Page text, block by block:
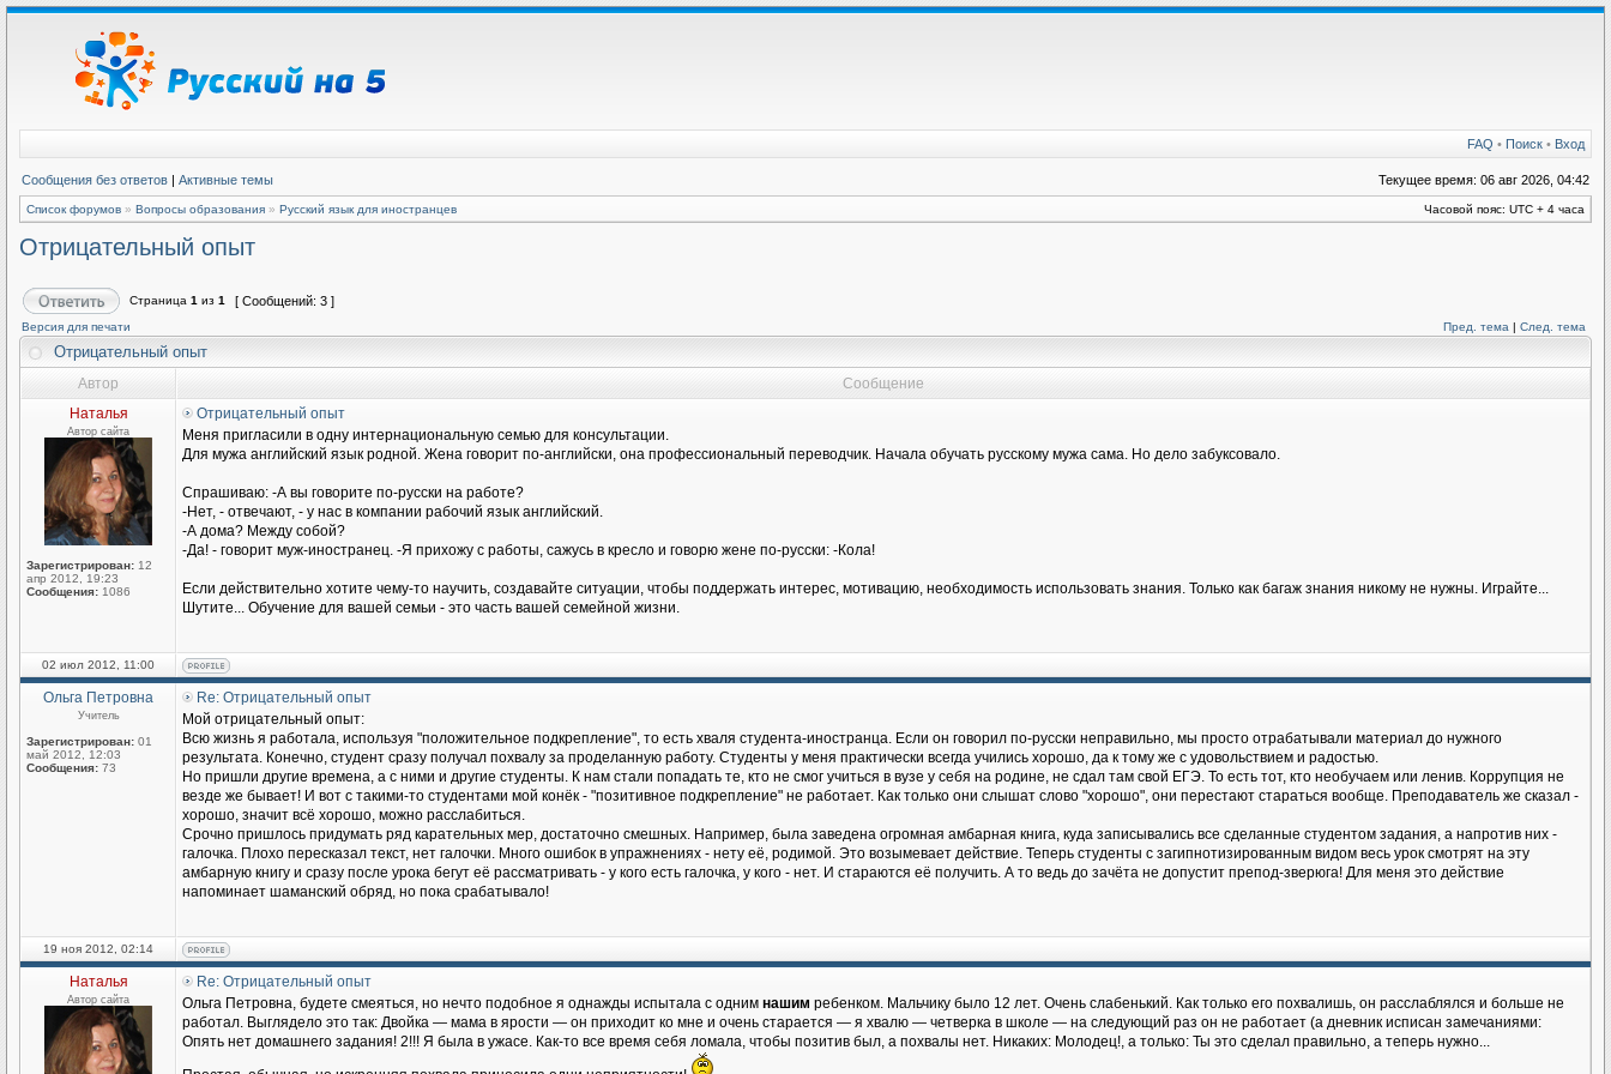
FAQ • Поиск • Вход
Сообщения без ответов | Активные темы Текущее время: 06 авг 2026, 04:42
Список форумов » Вопросы образования » Русский язык для иностранцев Часовой пояс: UTC + 4 часа
Отрицательный опыт
Страница 1 из 1 [ Сообщений: 3 ]
Версия для печати Пред. тема | След. тема
Отрицательный опыт
Автор
Сообщение
Наталья
Автор сайта
Зарегистрирован: 12
апр 2012, 19:23
Сообщения: 1086
Отрицательный опыт
Меня пригласили в одну интернациональную семью для консультации.
Для мужа английский язык родной. Жена говорит по-английски, она профессиональный переводчик. Начала обучать русскому мужа сама. Но дело забуксовало.
Спрашиваю: -А вы говорите по-русски на работе?
-Нет, - отвечают, - у нас в компании рабочий язык английский.
-А дома? Между собой?
-Да! - говорит муж-иностранец. -Я прихожу с работы, сажусь в кресло и говорю жене по-русски: -Кола!
Если действительно хотите чему-то научить, создавайте ситуации, чтобы поддержать интерес, мотивацию, необходимость использовать знания. Только как багаж знания никому не нужны. Играйте...
Шутите... Обучение для вашей семьи - это часть вашей семейной жизни.
02 июл 2012, 11:00
Ольга Петровна
Учитель
Зарегистрирован: 01
май 2012, 12:03
Сообщения: 73
Re: Отрицательный опыт
Мой отрицательный опыт:
Всю жизнь я работала, используя "положительное подкрепление", то есть хваля студента-иностранца. Если он говорил по-русски неправильно, мы просто отрабатывали материал до нужного
результата. Конечно, студент сразу получал похвалу за проделанную работу. Студенты у меня практически всегда учились хорошо, да к тому же с удовольствием и радостью.
Но пришли другие времена, а с ними и другие студенты. К нам стали попадать те, кто не смог учиться в вузе у себя на родине, не сдал там свой ЕГЭ. То есть тот, кто необучаем или ленив. Коррупция не
везде же бывает! И вот с такими-то студентами мой конёк - "позитивное подкрепление" не работает. Как только они слышат слово "хорошо", они перестают стараться вообще. Преподаватель же сказал -
хорошо, значит всё хорошо, можно расслабиться.
Срочно пришлось придумать ряд карательных мер, достаточно смешных. Например, была заведена огромная амбарная книга, куда записывались все сделанные студентом задания, а напротив них -
галочка. Плохо пересказал текст, нет галочки. Много ошибок в упражнениях - нету её, родимой. Это возымевает действие. Теперь студенты с загипнотизированным видом весь урок смотрят на эту
амбарную книгу и сразу после урока бегут её рассматривать - у кого есть галочка, у кого - нет. И стараются её получить. А то ведь до зачёта не допустит препод-зверюга! Для меня это действие
напоминает шаманский обряд, но пока срабатывало!
19 ноя 2012, 02:14
Наталья
Автор сайта
Re: Отрицательный опыт
Ольга Петровна, будете смеяться, но нечто подобное я однажды испытала с одним нашим ребенком. Мальчику было 12 лет. Очень слабенький. Как только его похвалишь, он расслаблялся и больше не
работал. Выглядело это так: Двойка — мама в ярости — он приходит ко мне и очень старается — я хвалю — четверка в школе — на следующий раз он не работает (а дневник исписан замечаниями:
Опять нет домашнего задания! 2!!! Я была в ужасе. Как-то все время себя ломала, чтобы позитив был, а похвалы нет. Никаких: Молодец!, а только: Ты это сделал правильно, а теперь нужно...